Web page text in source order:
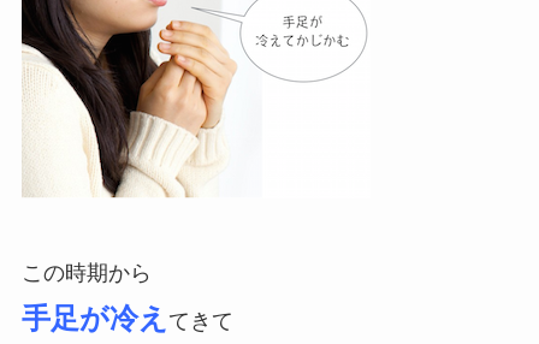
この時期から
手足が冷え てきて